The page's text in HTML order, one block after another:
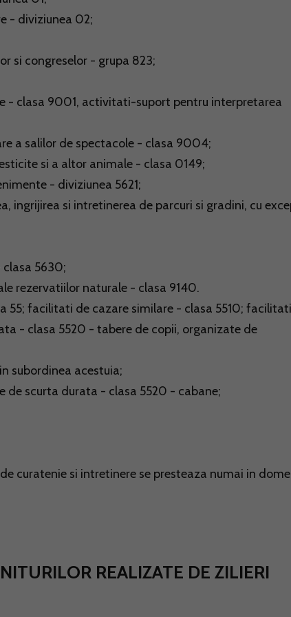
- diviziunea 02;
si congreselor - grupa 823;
clasa 9001, activitati-suport pentru interpretarea
a salilor de spectacole - clasa 9004;
si a altor animale - clasa 0149;
- diviziunea 5621;
ingrijirea si intretinerea de parcuri si gradini, cu
5630;
rezervatiilor naturale - clasa 9140.
55; facilitati de cazare similare - clasa 5510;
- clasa 5520 - tabere de copii, organizate de
subordinea acestuia;
de scurta durata - clasa 5520 - cabane;
curatenie si intretinere se presteaza numai in
REALIZATE DE ZILIERI